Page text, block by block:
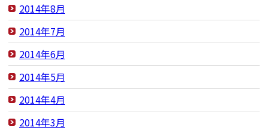
2014年8月
2014年7月
2014年6月
2014年5月
2014年4月
2014年3月